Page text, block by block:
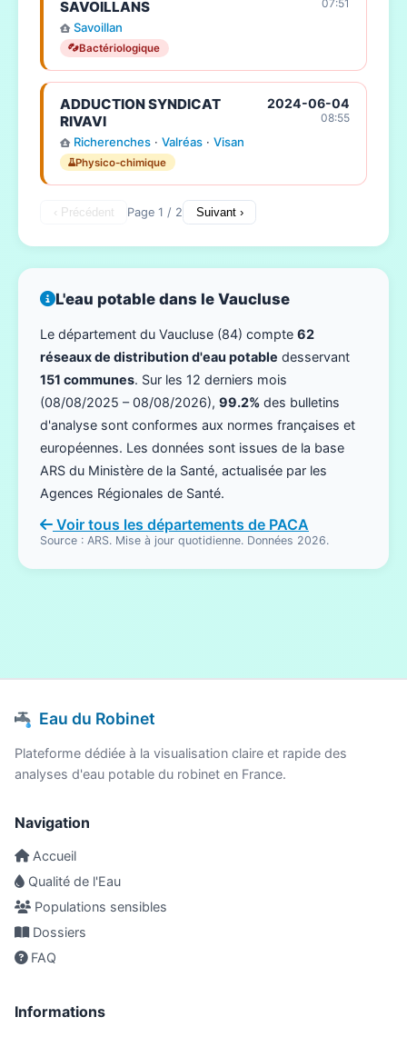
SAVOILLANS
Savoillan
Bactériologique
07:51
ADDUCTION SYNDICAT
RIVAVI
Richerenches· Valréas· Visan
Physico-chimique
2024-06-04
08:55
‹ Précédent Page 1 / 2 Suivant ›
L'eau potable dans le Vaucluse
Le département du Vaucluse (84) compte 62
réseaux de distribution d'eau potable desservant
151 communes. Sur les 12 derniers mois
(08/08/2025 – 08/08/2026), 99.2% des bulletins
d'analyse sont conformes aux normes françaises et
européennes. Les données sont issues de la base
ARS du Ministère de la Santé, actualisée par les
Agences Régionales de Santé.
Voir tous les départements de PACA
Source : ARS. Mise à jour quotidienne. Données 2026.
Eau du Robinet
Plateforme dédiée à la visualisation claire et rapide des
analyses d'eau potable du robinet en France.
Navigation
Accueil
Qualité de l'Eau
Populations sensibles
Dossiers
FAQ
Informations